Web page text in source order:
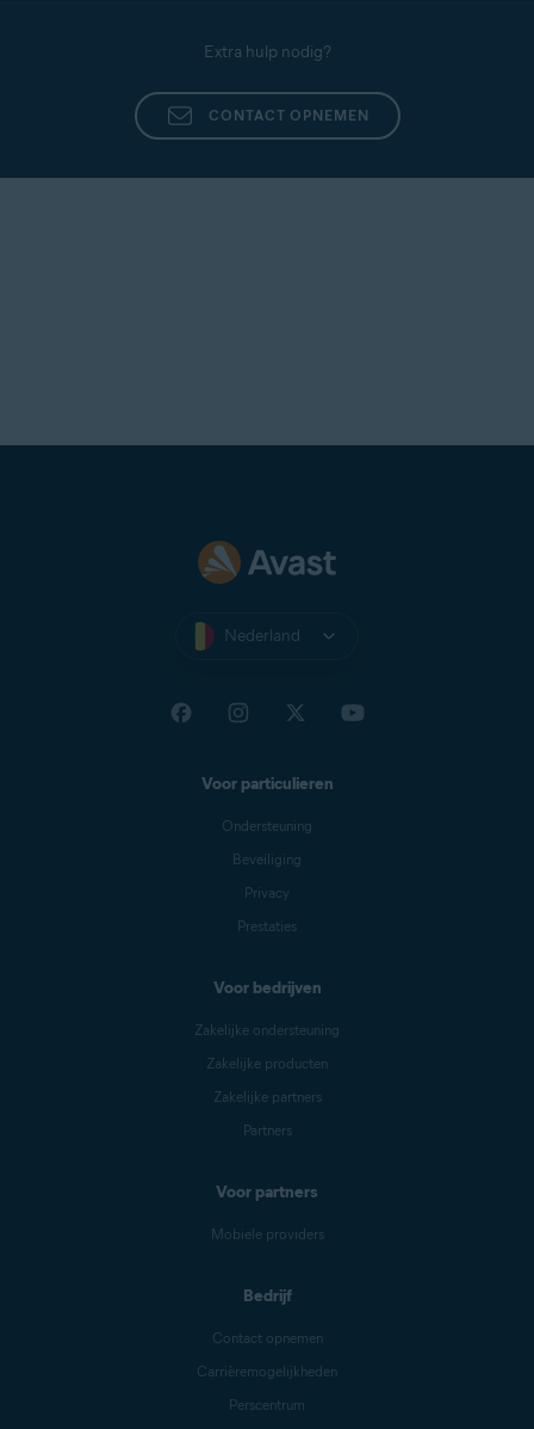
Extra hulp nodig?
CONTACT OPNEMEN
Nederland
Voor particulieren
Ondersteuning
Beveiliging
Privacy
Prestaties
Voor bedrijven
Zakelijke ondersteuning
Zakelijke producten
Zakelijke partners
Partners
Voor partners
Mobiele providers
Bedrijf
Contact opnemen
Carrièremogelijkheden
Perscentrum